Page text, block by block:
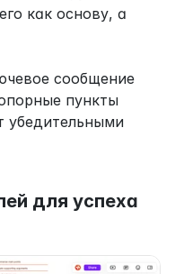
как основу, а
сообщение
пункты
убедительными
для успеха